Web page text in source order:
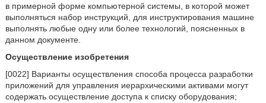
в примерной форме компьютерной системы, в которой может
выполняться набор инструкций, для инструктирования машине
выполнять любые одну или более технологий, поясненных в
данном документе.
Осуществление изобретения
[0022] Варианты осуществления способа процесса разработки
приложений для управления иерархическими активами могут
содержать осуществление доступа к списку оборудования;